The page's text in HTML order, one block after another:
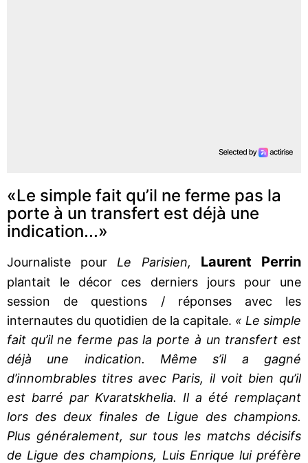
«Le simple fait qu’il ne ferme pas la
porte à un transfert est déjà une
indication...»
Journaliste pour Le Parisien, Laurent Perrin
plantait le décor ces derniers jours pour une
session de questions / réponses avec les
internautes du quotidien de la capitale. « Le simple
fait qu’il ne ferme pas la porte à un transfert est
déjà une indication. Même s’il a gagné
d’innombrables titres avec Paris, il voit bien qu’il
est barré par Kvaratskhelia. Il a été remplaçant
lors des deux finales de Ligue des champions.
Plus généralement, sur tous les matchs décisifs
de Ligue des champions, Luis Enrique lui préfère